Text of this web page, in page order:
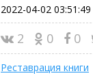
2022-04-02 03:51:49
2 0 0
Реставрация книги